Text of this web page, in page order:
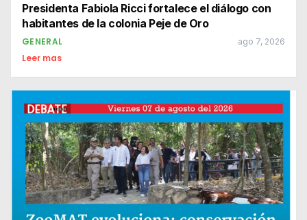
Presidenta Fabiola Ricci fortalece el diálogo con
habitantes de la colonia Peje de Oro
GENERAL ago 7, 2026
Leer mas